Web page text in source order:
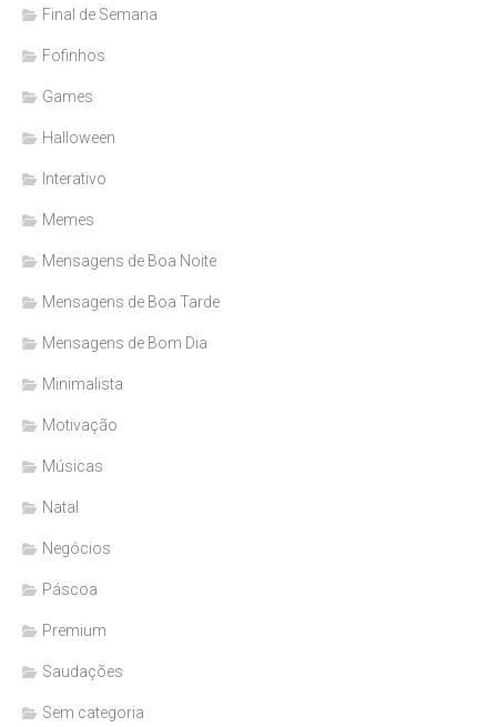
Final de Semana
Fofinhos
Games
Halloween
Interativo
Memes
Mensagens de Boa Noite
Mensagens de Boa Tarde
Mensagens de Bom Dia
Minimalista
Motivação
Músicas
Natal
Negócios
Páscoa
Premium
Saudações
Sem categoria